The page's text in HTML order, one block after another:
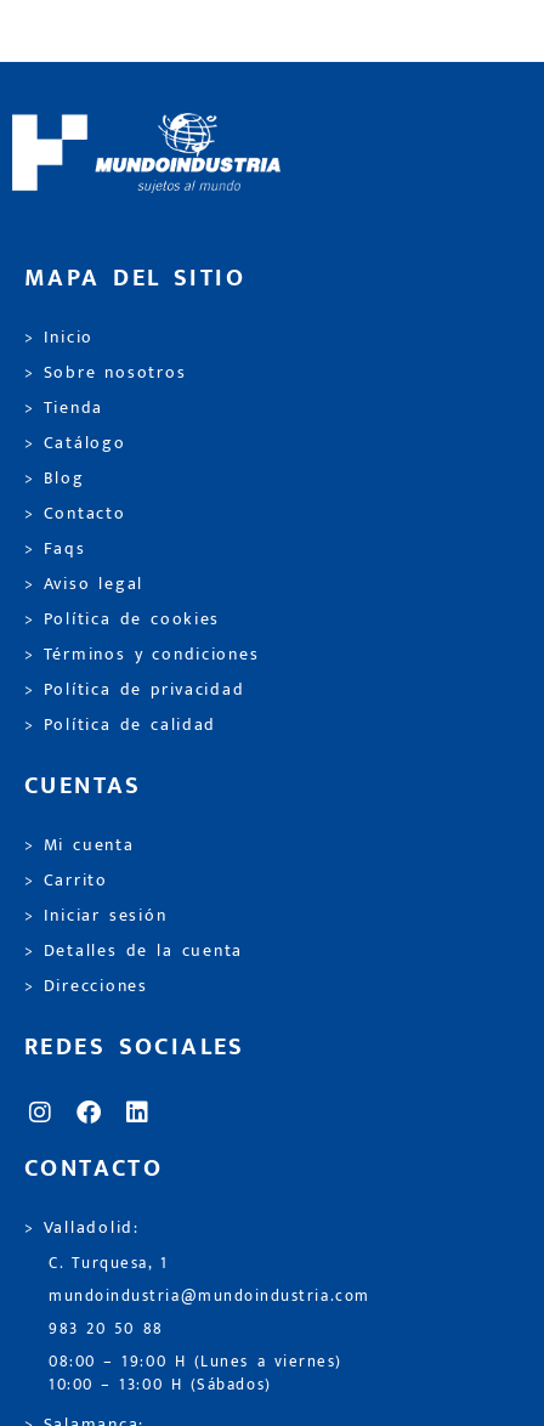
MAPA DEL SITIO
> Inicio
> Sobre nosotros
> Tienda
> Catálogo
> Blog
> Contacto
> Faqs
> Aviso legal
> Política de cookies
> Términos y condiciones
> Política de privacidad
> Política de calidad
CUENTAS
> Mi cuenta
> Carrito
> Iniciar sesión
> Detalles de la cuenta
> Direcciones
REDES SOCIALES
CONTACTO
> Valladolid:
C. Turquesa, 1
mundoindustria@mundoindustria.com
983 20 50 88
08:00 – 19:00 H (Lunes a viernes)
10:00 – 13:00 H (Sábados)